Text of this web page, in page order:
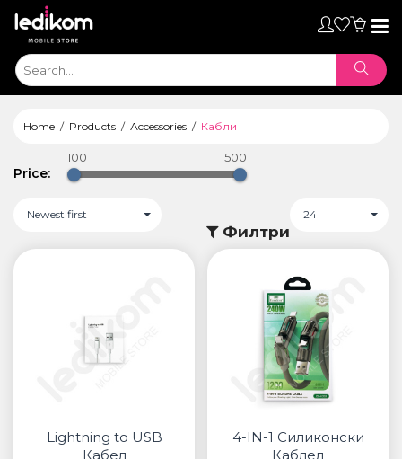
Home Products Аccessories Кабли
Price:
100 1500
Newest first 24
Филтри
Lightning to USB
Кабел
4-IN-1 Силиконски
Каблел
• Xiaomi